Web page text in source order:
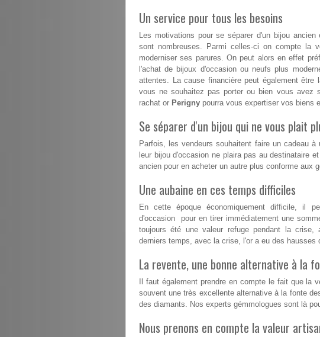
Un service pour tous les besoins
Les motivations pour se séparer d'un bijou
sont nombreuses. Parmi celles-ci on compte la
moderniser ses parures. On peut alors en effet
l'achat de bijoux d'occasion ou neufs plus
attentes. La cause financière peut également
vous ne souhaitez pas porter ou bien vous avez
rachat or Perigny pourra vous expertiser vos biens
Se séparer d'un bijou qui ne vous plait
Parfois, les vendeurs souhaitent faire un cadeau
leur bijou d'occasion ne plaira pas au destinataire
ancien pour en acheter un autre plus conforme aux
Une aubaine en ces temps difficiles
En cette époque économiquement difficile, il
d'occasion pour en tirer immédiatement une
toujours été une valeur refuge pendant la
derniers temps, avec la crise, l'or a eu des hausses
La revente, une bonne alternative à la
Il faut également prendre en compte le fait que la
souvent une très excellente alternative à la fonte
des diamants. Nos experts gémmologues sont là
Nous prenons en compte la valeur